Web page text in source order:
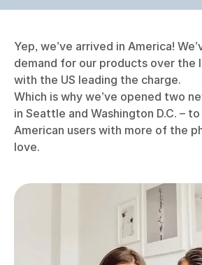
Yep, we’ve arrived in America!
demand for our products over the
with the US leading the charge.
Which is why we’ve opened two
in Seattle and Washington D.C. –
American users with more of the
love.